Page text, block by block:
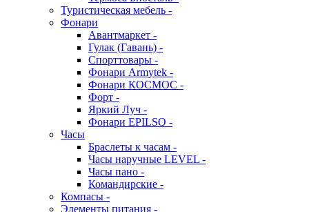
Туристическая мебель -
Фонари
Авантмаркет -
Гулак (Гавань) -
Спорттовары -
Фонари Armytek -
Фонари КОСМОС -
Форт -
Яркий Луч -
Фонари EPILSO -
Часы
Браслеты к часам -
Часы наручные LEVEL -
Часы пано -
Командирские -
Компасы -
Элементы питания -